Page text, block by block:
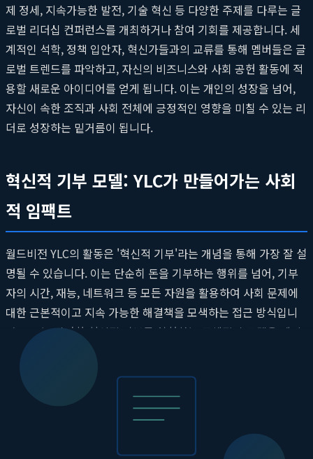
제 정세, 지속가능한 발전, 기술 혁신 등 다양한 주제를 다루는 글
로벌 리더십 컨퍼런스를 개최하거나 참여 기회를 제공합니다. 세
계적인 석학, 정책 입안자, 혁신가들과의 교류를 통해 멤버들은 글
로벌 트렌드를 파악하고, 자신의 비즈니스와 사회 공헌 활동에 적
용할 새로운 아이디어를 얻게 됩니다. 이는 개인의 성장을 넘어,
자신이 속한 조직과 사회 전체에 긍정적인 영향을 미칠 수 있는 리
더로 성장하는 밑거름이 됩니다.
혁신적 기부 모델: YLC가 만들어가는 사회
적 임팩트
월드비전 YLC의 활동은 '혁신적 기부'라는 개념을 통해 가장 잘 설
명될 수 있습니다. 이는 단순히 돈을 기부하는 행위를 넘어, 기부
자의 시간, 재능, 네트워크 등 모든 자원을 활용하여 사회 문제에
대한 근본적이고 지속 가능한 해결책을 모색하는 접근 방식입니
다. YLC는 이러한 혁신적 기부를 실현하는 구체적인 모델을 제시
하며, 사회 공헌의 새로운 지평을 열고 있습니다.
전문성과 네트워크를 활용한 시너지 창출 사례
한 예로, 국내 유망 핀테크 스타트업의 대표인 YLC 멤버가 월드비
전의 소액 대출 프로그램에 참여한 사례를 들 수 있습니다. 그는